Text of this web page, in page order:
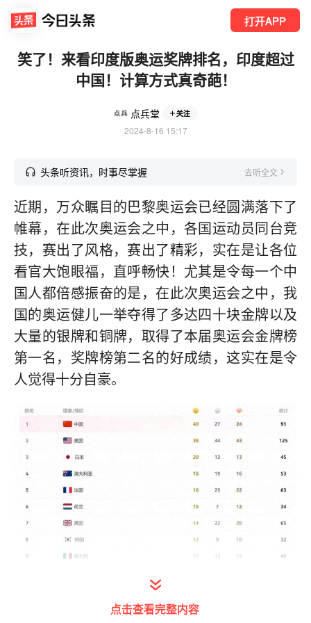
打开APP
笑了！来看印度版奥运奖牌排名，印度超过
中国！计算方式真奇葩！
点兵堂 关注
2024-8-16 15:17
头条听资讯，时事尽掌握 去听全文
近期，万众瞩目的巴黎奥运会已经圆满落下了
帷幕，在此次奥运会之中，各国运动员同台竞
技，赛出了风格，赛出了精彩，实在是让各位
看官大饱眼福，直呼畅快！尤其是令每一个中
国人都倍感振奋的是，在此次奥运会之中，我
国的奥运健儿一举夺得了多达四十块金牌以及
大量的银牌和铜牌，取得了本届奥运会金牌榜
第一名，奖牌榜第二名的好成绩，这实在是令
人觉得十分自豪。
打开今日头条查看图片详情
仅次于中国排在金牌榜第二位的是当下的世界
点击查看完整内容